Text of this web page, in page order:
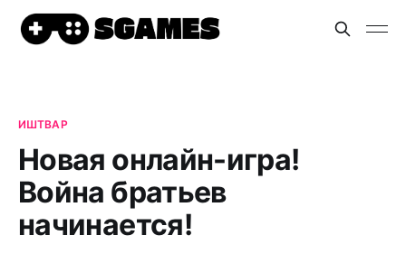
ИШТВАР
Новая онлайн-игра!
Война братьев
начинается!